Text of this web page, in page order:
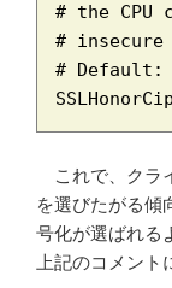
# the CPU
#
# Default:
これで、クラ
を選びたがる傾
号化が選ばれる
上記のコメント